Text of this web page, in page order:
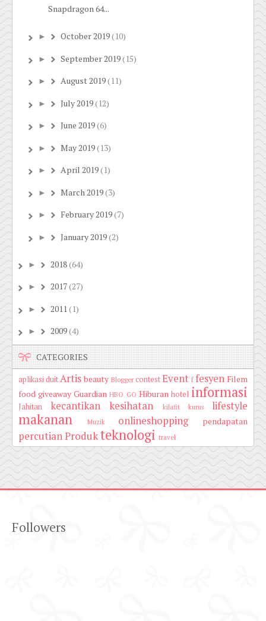
Snapdragon 64...
► October 2019(10)
► September 2019(15)
► August 2019(11)
► July 2019(12)
► June 2019(6)
► May 2019(13)
► April 2019(1)
► March 2019(3)
► February 2019(7)
► January 2019(2)
► 2018(64)
► 2017(27)
► 2011 (1)
► 2009(4)
CATEGORIES
aplikasi duitArtis beauty Blogger contestEvent f fesyen Filem
food giveaway Guardian HBO GO Hiburan hotel informasi
Jahitan kecantikan kesihatan kilafit kurus lifestyle
makanan Muzik onlineshopping pendapatan
percutianProdukteknologi travel
Followers